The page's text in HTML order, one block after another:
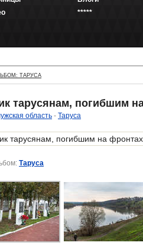
*****
ТАРУСА
тарусянам, погибшим
область - Таруса
Таруса